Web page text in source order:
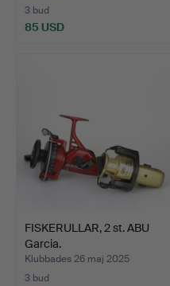
3 bud
85 USD
FISKERULLAR, 2 st. ABU
Garcia.
Klubbades 26 maj 2025
3 bud